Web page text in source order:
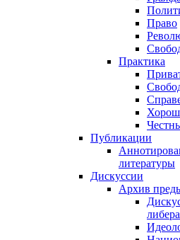
Право
Практика
Публикации
литературы
Дискуссии
Архив